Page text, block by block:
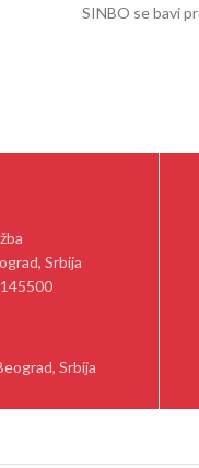
SINBO se bavi
Srbija
Srbija